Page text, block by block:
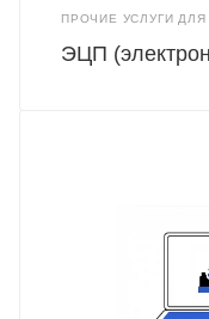
ПРОЧИЕ УСЛУГИ ДЛЯ
ЭЦП